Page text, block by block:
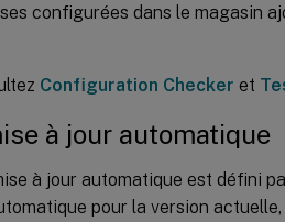
configurées dans le magasin
Configuration Checker et
à jour automatique
à jour automatique est défini
pour la version